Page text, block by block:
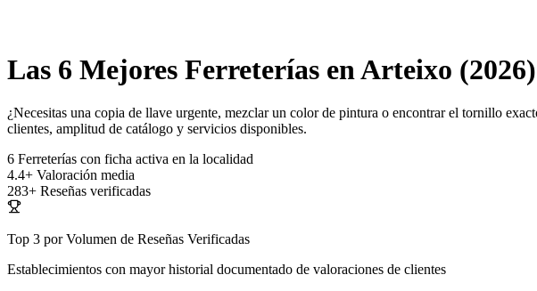
Las 6 Mejores Ferreterías en Arteixo (2026)
¿Necesitas una copia de llave urgente, mezclar un color de pintura o encontrar el tornillo
clientes, amplitud de catálogo y servicios disponibles.
6 Ferreterías con ficha activa en la localidad
4.4+ Valoración media
283+ Reseñas verificadas
Top 3 por Volumen de Reseñas Verificadas
Establecimientos con mayor historial documentado de valoraciones de clientes